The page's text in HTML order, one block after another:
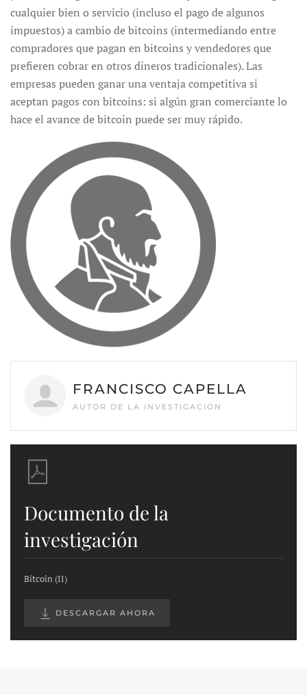
cualquier bien o servicio (incluso el pago de algunos
impuestos) a cambio de bitcoins (intermediando entre
compradores que pagan en bitcoins y vendedores que
prefieren cobrar en otros dineros tradicionales). Las
empresas pueden ganar una ventaja competitiva si
aceptan pagos con bitcoins: si algún gran comerciante lo
hace el avance de bitcoin puede ser muy rápido.
FRANCISCO CAPELLA
AUTOR DE LA INVESTIGACIÓN
Documento de la
investigación
Bitcoin (II)
DESCARGAR AHORA